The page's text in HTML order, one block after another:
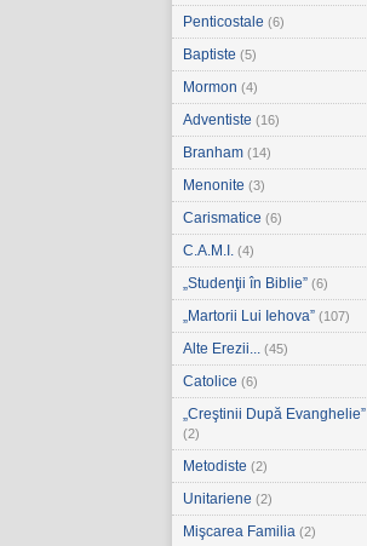
Penticostale (6)
Baptiste (5)
Mormon (4)
Adventiste (16)
Branham (14)
Menonite (3)
Carismatice (6)
C.A.M.I. (4)
„Studenţii în Biblie” (6)
„Martorii Lui Iehova” (107)
Alte Erezii... (45)
Catolice (6)
„Creştinii După Evanghelie”
(2)
Metodiste (2)
Unitariene (2)
Mişcarea Familia (2)